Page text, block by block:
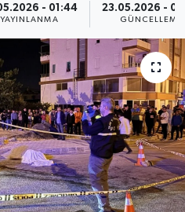
- 01:44
YAYINLANMA
23.05.2026 -
GÜNCELLEME